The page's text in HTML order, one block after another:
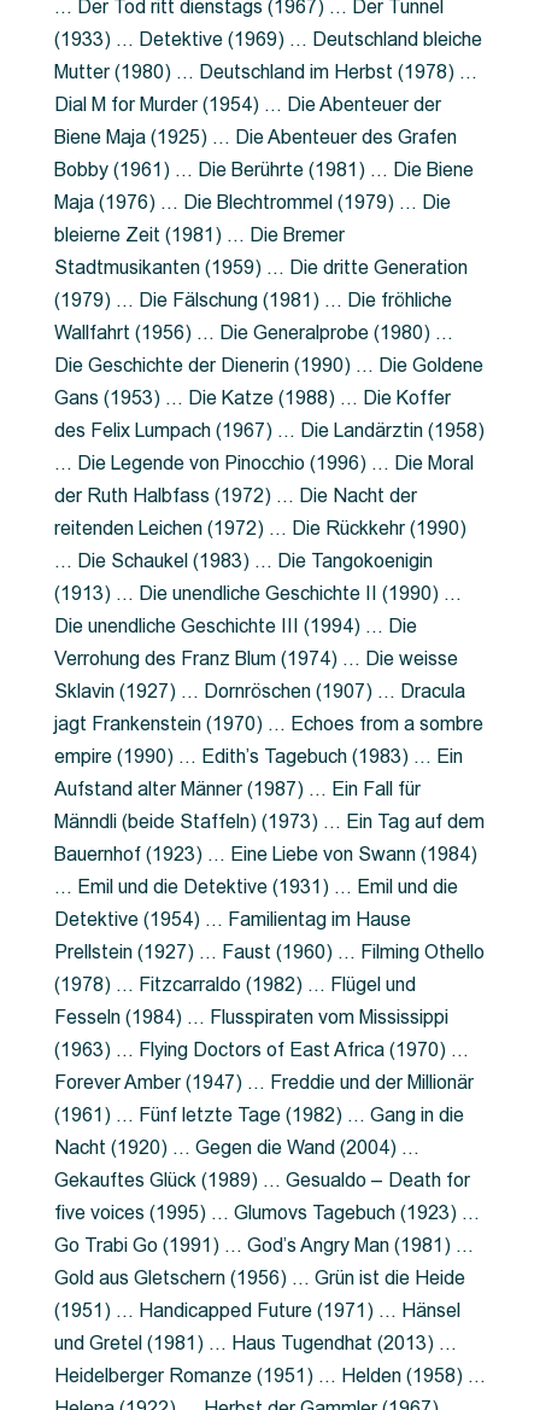
… Der Tod ritt dienstags (1967) … Der Tunnel
(1933) … Detektive (1969) … Deutschland bleiche
Mutter (1980) … Deutschland im Herbst (1978) …
Dial M for Murder (1954) … Die Abenteuer der
Biene Maja (1925) … Die Abenteuer des Grafen
Bobby (1961) … Die Berührte (1981) … Die Biene
Maja (1976) … Die Blechtrommel (1979) … Die
bleierne Zeit (1981) … Die Bremer
Stadtmusikanten (1959) … Die dritte Generation
(1979) … Die Fälschung (1981) … Die fröhliche
Wallfahrt (1956) … Die Generalprobe (1980) …
Die Geschichte der Dienerin (1990) … Die Goldene
Gans (1953) … Die Katze (1988) … Die Koffer
des Felix Lumpach (1967) … Die Landärztin (1958)
… Die Legende von Pinocchio (1996) … Die Moral
der Ruth Halbfass (1972) … Die Nacht der
reitenden Leichen (1972) … Die Rückkehr (1990)
… Die Schaukel (1983) … Die Tangokoenigin
(1913) … Die unendliche Geschichte II (1990) …
Die unendliche Geschichte III (1994) … Die
Verrohung des Franz Blum (1974) … Die weisse
Sklavin (1927) … Dornröschen (1907) … Dracula
jagt Frankenstein (1970) … Echoes from a sombre
empire (1990) … Edith’s Tagebuch (1983) … Ein
Aufstand alter Männer (1987) … Ein Fall für
Männdli (beide Staffeln) (1973) … Ein Tag auf dem
Bauernhof (1923) … Eine Liebe von Swann (1984)
… Emil und die Detektive (1931) … Emil und die
Detektive (1954) … Familientag im Hause
Prellstein (1927) … Faust (1960) … Filming Othello
(1978) … Fitzcarraldo (1982) … Flügel und
Fesseln (1984) … Flusspiraten vom Mississippi
(1963) … Flying Doctors of East Africa (1970) …
Forever Amber (1947) … Freddie und der Millionär
(1961) … Fünf letzte Tage (1982) … Gang in die
Nacht (1920) … Gegen die Wand (2004) …
Gekauftes Glück (1989) … Gesualdo – Death for
five voices (1995) … Glumovs Tagebuch (1923) …
Go Trabi Go (1991) … God’s Angry Man (1981) …
Gold aus Gletschern (1956) … Grün ist die Heide
(1951) … Handicapped Future (1971) … Hänsel
und Gretel (1981) … Haus Tugendhat (2013) …
Heidelberger Romanze (1951) … Helden (1958) …